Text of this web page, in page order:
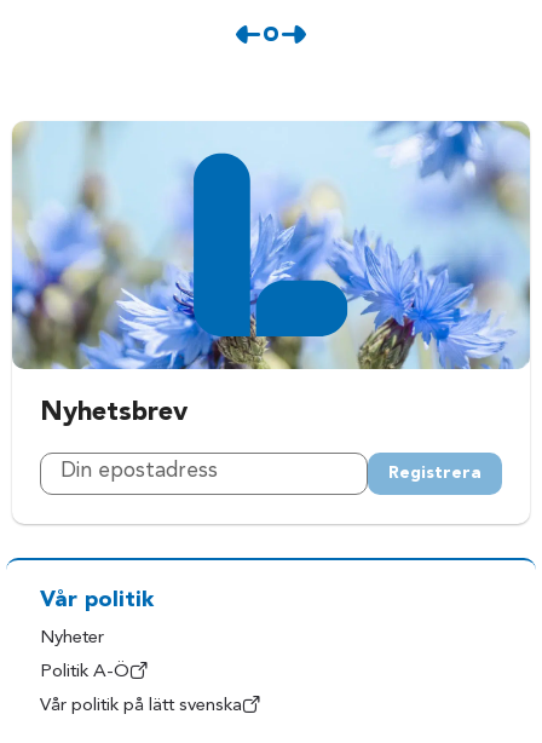
Nyhetsbrev
Registrera
Vår politik
Nyheter
Politik A-Ö
Vår politik på lätt svenska